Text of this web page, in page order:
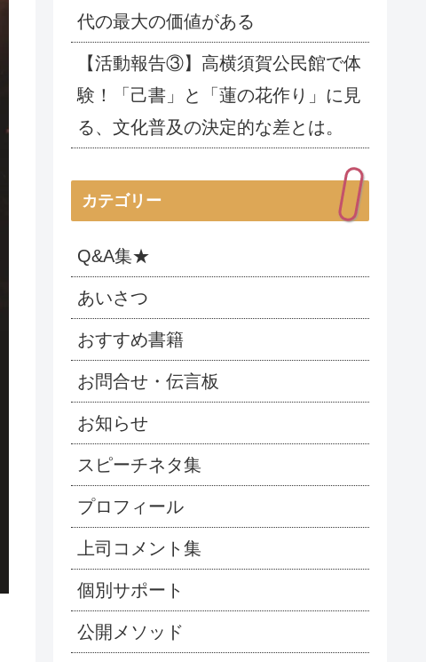
代の最大の価値がある
【活動報告③】高横須賀公民館で体
験！「己書」と「蓮の花作り」に見
る、文化普及の決定的な差とは。
カテゴリー
Q&A集★
あいさつ
おすすめ書籍
お問合せ・伝言板
お知らせ
スピーチネタ集
プロフィール
上司コメント集
個別サポート
公開メソッド